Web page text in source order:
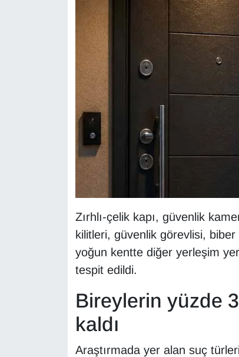
Zırhlı-çelik kapı, güvenlik
kilitleri, güvenlik görevlisi, biber
yoğun kentte diğer yerleşim
tespit edildi.
Bireylerin yüzde
kaldı
Araştırmada yer alan suç
Sinema - TV
VAN'DA SPOR